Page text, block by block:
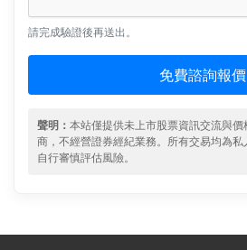
請完成驗證後再送出。
免費諮詢報價
聲明： 本站僅提供未上市股票資訊交流與
商，不經營證券經紀業務。所有交易均為
自行審慎評估風險。